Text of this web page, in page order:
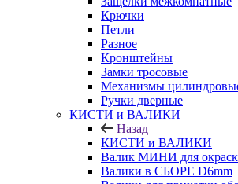
Крючки
Петли
Разное
Кронштейны
Замки тросовые
Механизмы
Ручки дверные
КИСТИ и ВАЛИКИ
Назад
КИСТИ и ВАЛИКИ
Валик МИНИ для
Валики в СБОРЕ D6mm